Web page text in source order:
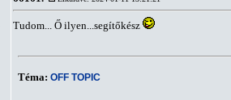
Tudom... Ő ilyen...segítőkész
Téma: OFF TOPIC